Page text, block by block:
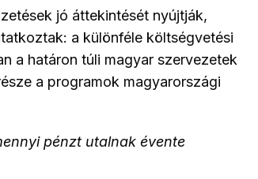
jó áttekintését nyújtják,
a különféle költségvetési
a határon túli magyar szervezetek
a programok magyarországi
pénzt utalnak évente